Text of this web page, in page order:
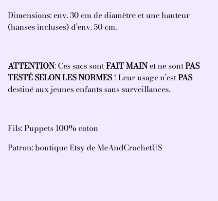
Dimensions:env. 30 cm de diamètre et une hauteur
(hanses incluses) d’env. 50 cm.
ATTENTION: Ces sacs sontFAIT MAINet ne sontPAS
TESTÉ SELON LES NORMES! Leur usage n’estPAS
destiné aux jeunes enfants sans surveillances.
Fils: Puppets 100% coton
Patron: boutique Etsy de MeAndCrochetUS